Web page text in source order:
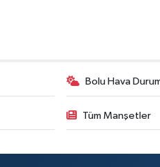
Bolu Hava
Tüm Manşetler